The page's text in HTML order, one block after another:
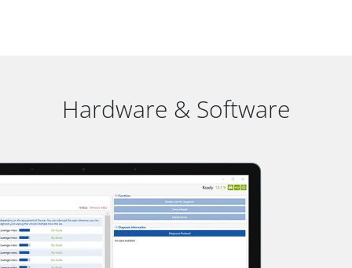
Hardware & Software